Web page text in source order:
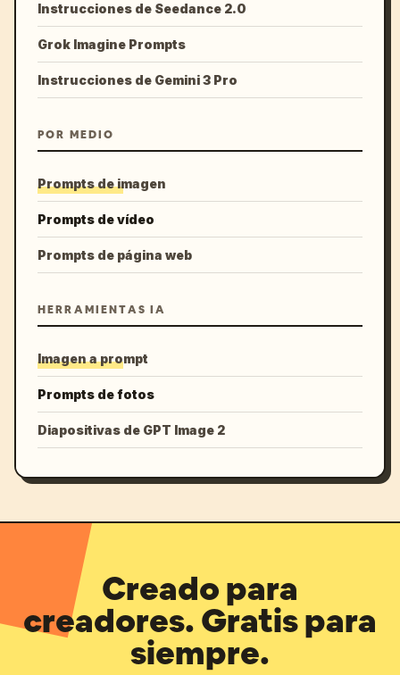
Instrucciones de Seedance 2.0
Grok Imagine Prompts
Instrucciones de Gemini 3 Pro
POR MEDIO
Prompts de imagen
Prompts de vídeo
Prompts de página web
HERRAMIENTAS IA
Imagen a prompt
Prompts de fotos
Diapositivas de GPT Image 2
Creado para
creadores. Gratis para
siempre.